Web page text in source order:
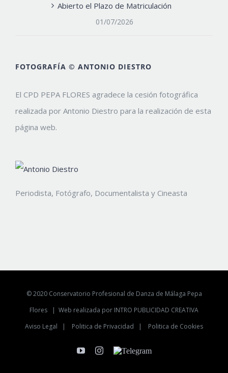
Abierto el Plazo de Matriculación
01/07/2026
FOTOGRAFÍA © ANTONIO DIESTRO
El CPD PEPA FLORES agradece la cesión fotográfica
realizada por Antonio Diestro para la realización de esta
página web.
Periodista, Fotógrafo, Documentalista y Cineasta
© 2020 Conservatorio Profesional de Danza de Málaga Pepa
Flores | Web realizada por INTRO PUBLICIDAD CREATIVA
Aviso Legal | Politica de Privacidad | Politica de Cookies
YouTubeInstagram
Telegram